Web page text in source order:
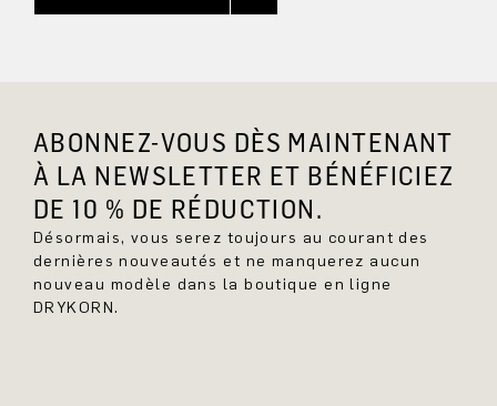
ABONNEZ-VOUS DÈS MAINTENANT
À LA NEWSLETTER ET BÉNÉFICIEZ
DE 10 % DE RÉDUCTION.
Désormais, vous serez toujours au courant des
dernières nouveautés et ne manquerez aucun
nouveau modèle dans la boutique en ligne
DRYKORN.